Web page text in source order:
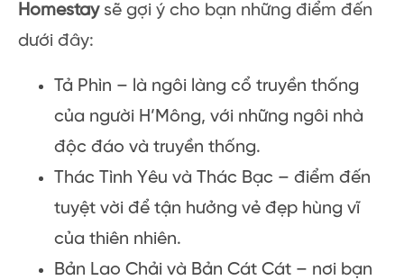
Homestaysẽ gợi ý cho bạn những điểm đến
dưới đây:
Tả Phìn – là ngôi làng cổ truyền thống
của người H’Mông, với những ngôi nhà
độc đáo và truyền thống.
Thác Tình Yêu và Thác Bạc – điểm đến
tuyệt vời để tận hưởng vẻ đẹp hùng vĩ
của thiên nhiên.
Bản Lao Chải và Bản Cát Cát – nơi bạn